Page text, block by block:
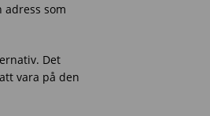
som
Det
vara på den